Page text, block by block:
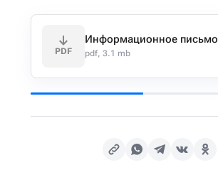
PDF
Информационное письмо
pdf, 3.1 mb